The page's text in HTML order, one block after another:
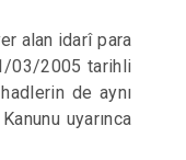
alan idarî para
03/2005 tarihli
de aynı
uyarınca